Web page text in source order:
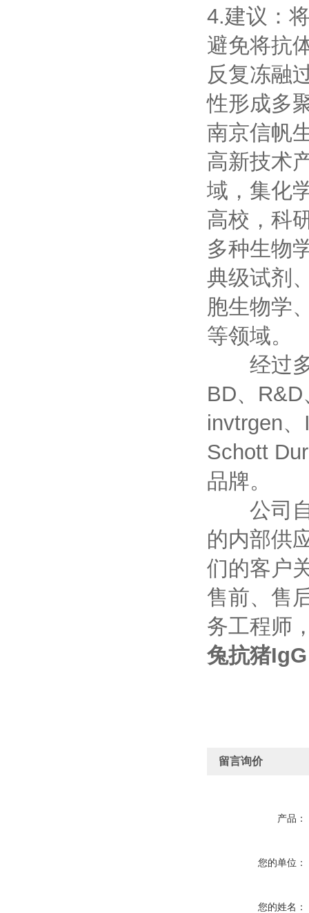
4.建议：
避免将抗
反复冻融
性形成多
南京信帆
高新技术
域，集化
高校，科
多种生物
典级试剂
胞生物学
等领域。
经过多
BD、
invtrgen
Schott
品牌。
公司自
的内部供
们的客户
售前、售
务工程师
兔抗猪
留言询价
产品：
您的单位：
您的姓名：